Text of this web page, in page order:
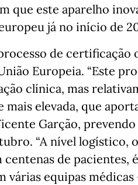
que este aparelho
já no início de
de certificação
Europeia. “Este
clínica, mas
mais elevada, que
Garção,
“A nível logístico,
de pacientes,
várias equipas